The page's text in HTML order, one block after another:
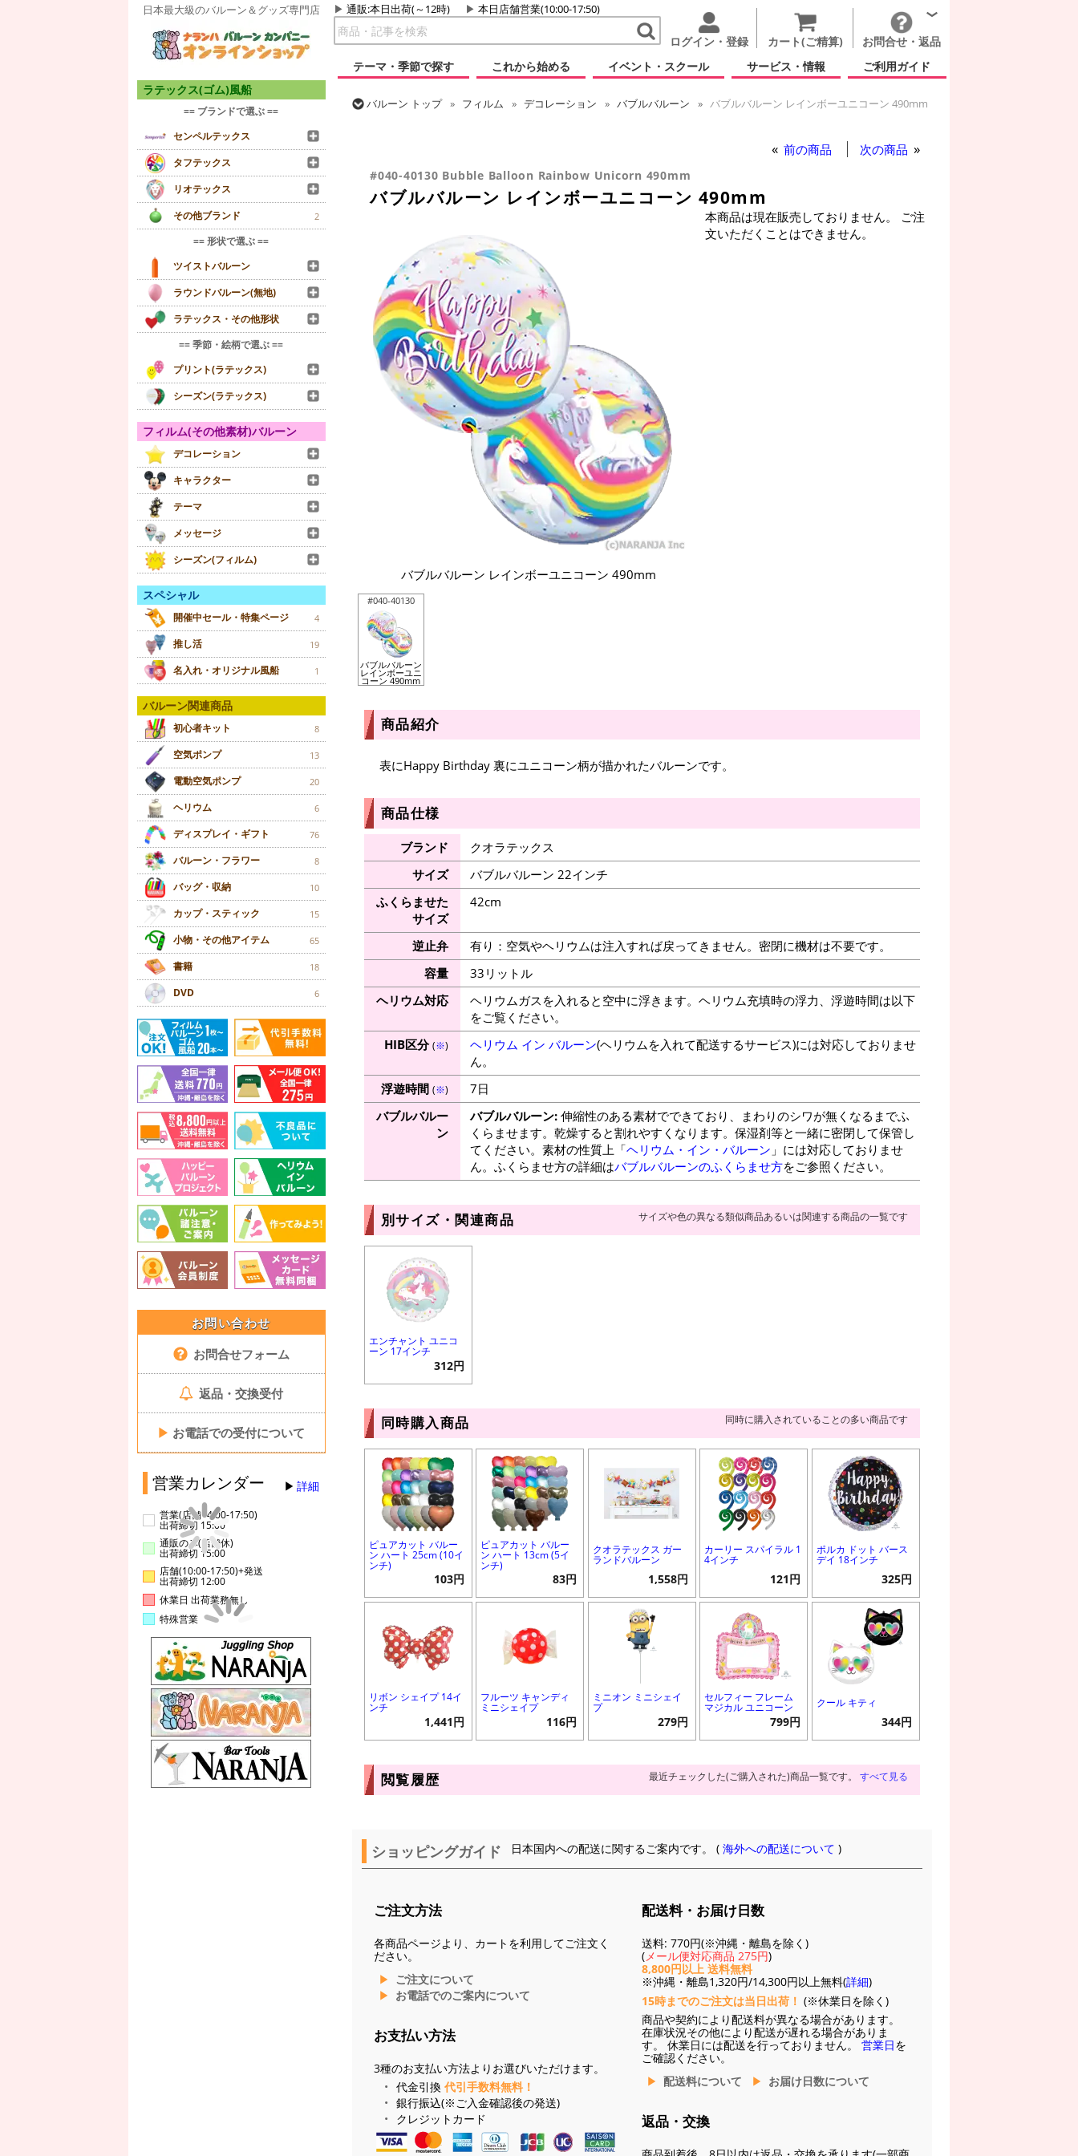
日本最大級のバルーン＆グッズ専門店 通販:本日出荷(～12時) 本日店舗営業(10:00-17:50)
ログイン・登録 カート(ご精算)
お問合せ・返品
テーマ・季節で探す
これから始める イベント・スクール サービス・情報 ご利用ガイド
ラテックス(ゴム)風船
== ブランドで選ぶ ==
センペルテックス
タフテックス
リオテックス
その他ブランド
2
== 形状で選ぶ ==
ツイストバルーン
ラウンドバルーン(無地)
ラテックス・その他形状
== 季節・絵柄で選ぶ ==
プリント(ラテックス)
シーズン(ラテックス)
フィルム(その他素材)バルーン
デコレーション
キャラクター
テーマ
メッセージ
シーズン(フィルム)
スペシャル
開催中セール・特集ページ 4
推し活 19
名入れ・オリジナル風船 1
バルーン関連商品
初心者キット 8
空気ポンプ 13
電動空気ポンプ 20
ヘリウム 6
ディスプレイ・ギフト 76
バルーン・フラワー 8
バッグ・収納 10
カップ・スティック 15
小物・その他アイテム 65
書籍 18
DVD 6
お問い合わせ
お問合せフォーム
返品・交換受付
▶ お電話での受付について
営業カレンダー 詳細
営業(店舗14:00-17:50)
出荷締切 15:00
通販のみ(店舗休)
出荷締切 15:00
店舗(10:00-17:50)+発送
出荷締切 12:00
休業日 出荷業務無し
特殊営業
バルーン トップ フィルム デコレーション バブルバルーン
バブルバルーン レインボーユニコーン 490mm
前の商品 次の商品
#040-40130 Bubble Balloon Rainbow Unicorn 490mm
バブルバルーン レインボーユニコーン 490mm
バブルバルーン レインボーユニコーン 490mm
#040-40130
バブルバルーン
レインボーユニ
コーン 490mm
本商品は現在販売しておりません。 ご注
文いただくことはできません。
商品紹介
表にHappy Birthday 裏にユニコーン柄が描かれたバルーンです。
商品仕様
ブランド
クオラテックス
サイズ
バブルバルーン 22インチ
ふくらませた
サイズ
42cm
逆止弁
有り：空気やヘリウムは注入すれば戻ってきません。密閉に機材は不要です。
容量
33リットル
ヘリウム対応
ヘリウムガスを入れると空中に浮きます。ヘリウム充填時の浮力、浮遊時間は以下
をご覧ください。
HIB区分(※) ヘリウム イン バルーン(ヘリウムを入れて配送するサービス)には対応しておりませ
ん。
浮遊時間 (※)
7日
バブルバルー
ン
バブルバルーン:伸縮性のある素材でできており、まわりのシワが無くなるまでふ
くらませます。乾燥すると割れやすくなります。保湿剤等と一緒に密閉して保管し
てください。素材の性質上「ヘリウム・イン・バルーン 」には対応しておりませ
ん。ふくらませ方の詳細はバブルバルーンのふくらませ方をご参照ください。
別サイズ・関連商品 サイズや色の異なる類似商品あるいは関連する商品の一覧です
エンチャント ユニコ
ーン 17インチ
312円
同時購入商品 同時に購入されていることの多い商品です
ピュアカット バルー
ン ハート 25cm (10イ
ンチ)
103円
ピュアカット バルー
ン ハート 13cm (5イ
ンチ)
83円
クオラテックス ガー
ランドバルーン
1,558円
カーリー スパイラル 1
4インチ
121円
ポルカ ドット バース
デイ 18インチ
325円
リボン シェイプ 14イ
ンチ
1,441円
フルーツ キャンディ
ミニシェイプ
116円
ミニオン ミニシェイ
プ
279円
セルフィー フレーム
マジカル ユニコーン
799円
クール キティ
344円
閲覧履歴 最近チェックした(ご購入された)商品一覧です。 すべて見る
ショッピングガイド 日本国内への配送に関するご案内です。 (海外への配送について )
ご注文方法
各商品ページより、カートを利用してご注文く
ださい。
ご注文について
お電話でのご案内について
お支払い方法
3種のお支払い方法よりお選びいただけます。
代金引換 代引手数料無料！
銀行振込(※ご入金確認後の発送)
クレジットカード
配送料・お届け日数
送料: 770円(※沖縄・離島を除く)
(メール便対応商品 275円)
8,800円以上 送料無料
※沖縄・離島1,320円/14,300円以上無料(詳細)
15時までのご注文は当日出荷！ (※休業日を除く)
商品や契約により配送料が異なる場合があります。
在庫状況その他により配送が遅れる場合がありま
す。 休業日には配送を行っておりません。 営業日を
ご確認ください。
配送料について
お届け日数について
返品・交換